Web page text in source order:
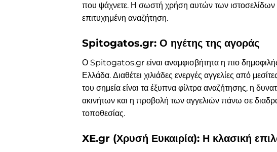
που ψάχνετε. Η σωστή χρήση αυτών των ιστοσελίδων
επιτυχημένη αναζήτηση.
Spitogatos.gr: Ο ηγέτης της αγοράς
Ο Spitogatos.gr είναι αναμφισβήτητα η πιο
Ελλάδα. Διαθέτει χιλιάδες ενεργές αγγελίες από
του σημεία είναι τα έξυπνα φίλτρα αναζήτησης, η
ακινήτων και η προβολή των αγγελιών πάνω σε
τοποθεσίας.
XE.gr (Χρυσή Ευκαιρία): Η κλασική